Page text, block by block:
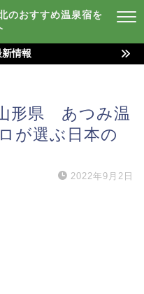
のおすすめ温泉宿を
情報
形県 あつみ温
が選ぶ日本の
2022年9月2日